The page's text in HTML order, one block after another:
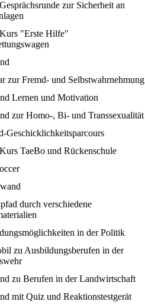
zur Sicherheit an
"Erste Hilfe"
zur Fremd- und Selbstwahrnehmung
Lernen und Motivation
zur Homo-, Bi- und Transsexualität
Geschicklichkeitsparcours
TaeBo und Rückenschule
durch verschiedene
in der Politik
zu Ausbildungsberufen in der
zu Berufen in der Landwirtschaft
mit Quiz und Reaktionstestgerät